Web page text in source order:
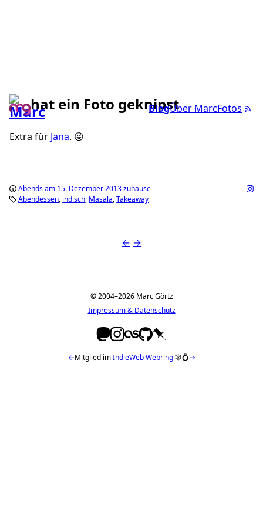
BlogÜber MarcFotos
hat ein Foto geknipst
Extra für Jana. 😜
Abends am 15. Dezember 2013zuhause
Abendessen indisch Masala Takeaway
← →
© 2004–2026 Marc Görtz
Impressum & Datenschutz
←Mitglied imIndieWeb Webring🕸💍→